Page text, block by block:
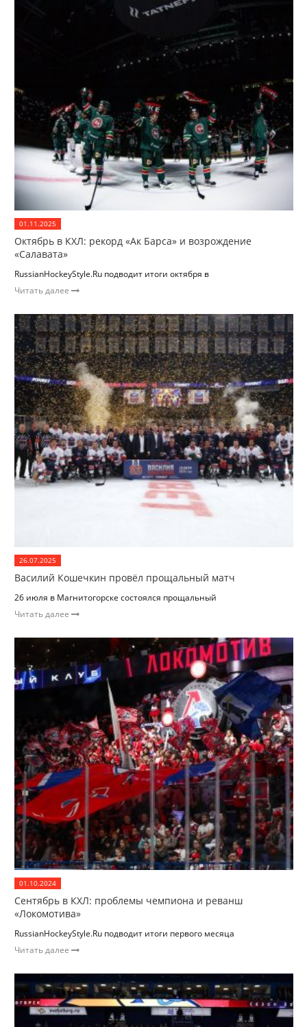
01.11.2025
Октябрь в КХЛ: рекорд «Ак Барса» и возрождение
«Салавата»
RussianHockeyStyle.Ru подводит итоги октября в
Читать далее
26.07.2025
Василий Кошечкин провёл прощальный матч
26 июля в Магнитогорске состоялся прощальный
Читать далее
01.10.2024
Сентябрь в КХЛ: проблемы чемпиона и реванш
«Локомотива»
RussianHockeyStyle.Ru подводит итоги первого месяца
Читать далее